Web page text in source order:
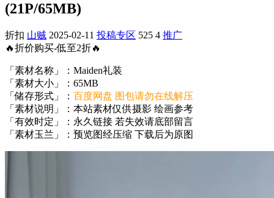
(21P/65MB)
折扣 山贼 2025-02-11 投稿专区 525 4 推广
🔥折价购买-低至2折🔥
「素材名称」：Maiden礼装
「素材大小」：65MB
「储存形式」： 百度网盘 图包请勿在线解压
「素材说明」：本站素材仅供摄影 绘画参考
「有效时定」：永久链接 若失效请底部留言
「素材玉兰」：预览图经压缩 下载后为原图